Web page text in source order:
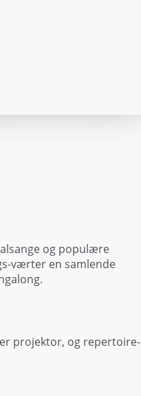
og populære
værter en samlende
projektor, og repertoire-